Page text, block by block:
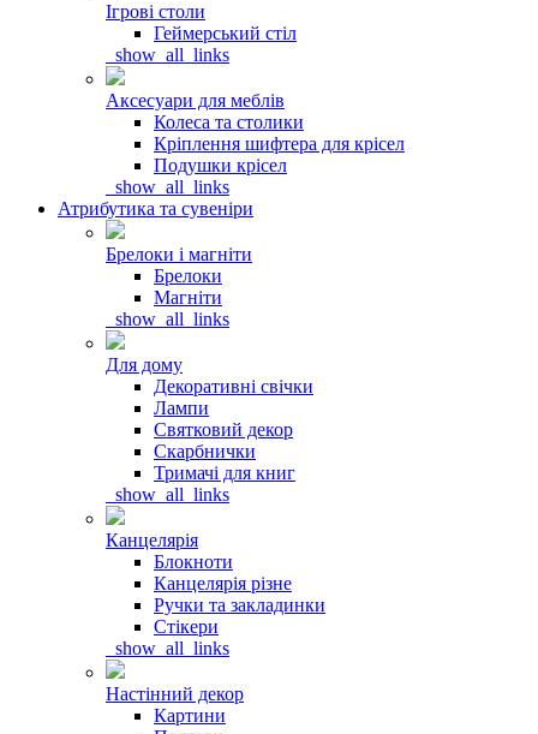
Ігрові столи
Геймерський стіл
_show_all_links
Аксесуари для меблів
Колеса та столики
Кріплення шифтера для крісел
Подушки крісел
_show_all_links
Атрибутика та сувеніри
Брелоки і магніти
Брелоки
Магніти
_show_all_links
Для дому
Декоративні свічки
Лампи
Святковий декор
Скарбнички
Тримачі для книг
_show_all_links
Канцелярія
Блокноти
Канцелярія різне
Ручки та закладинки
Стікери
_show_all_links
Настінний декор
Картини